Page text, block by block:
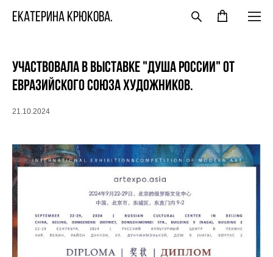
ЕКАТЕРИНА КРЮКОВА.
Участвовала в выставке "Душа России" от
Евразийского Союза Художников.
21.10.2024